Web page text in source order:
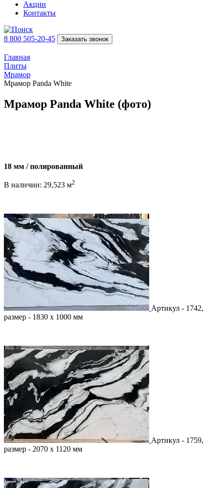
Акции
Контакты
8 800 505-20-45 Заказать звонок
Главная
Плиты
Мрамор
Мрамор Panda White
Мрамор Panda White (фото)
18 мм / полированный
В наличии: 29,523 м2
Артикул - 1742,
размер - 1830 х 1000 мм
Артикул - 1759,
размер - 2070 х 1120 мм